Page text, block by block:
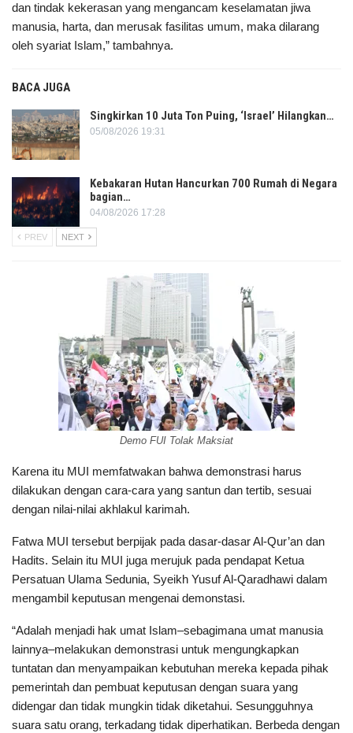
dan tindak kekerasan yang mengancam keselamatan jiwa
manusia, harta, dan merusak fasilitas umum, maka dilarang
oleh syariat Islam,” tambahnya.
BACA JUGA
Singkirkan 10 Juta Ton Puing, ‘Israel’ Hilangkan…
05/08/2026 19:31
Kebakaran Hutan Hancurkan 700 Rumah di Negara
bagian…
04/08/2026 17:28
PREV NEXT
Demo FUI Tolak Maksiat
Karena itu MUI memfatwakan bahwa demonstrasi harus
dilakukan dengan cara-cara yang santun dan tertib, sesuai
dengan nilai-nilai akhlakul karimah.
Fatwa MUI tersebut berpijak pada dasar-dasar Al-Qur’an dan
Hadits. Selain itu MUI juga merujuk pada pendapat Ketua
Persatuan Ulama Sedunia, Syeikh Yusuf Al-Qaradhawi dalam
mengambil keputusan mengenai demonstasi.
“Adalah menjadi hak umat Islam–sebagimana umat manusia
lainnya–melakukan demonstrasi untuk mengungkapkan
tuntatan dan menyampaikan kebutuhan mereka kepada pihak
pemerintah dan pembuat keputusan dengan suara yang
didengar dan tidak mungkin tidak diketahui. Sesungguhnya
suara satu orang, terkadang tidak diperhatikan. Berbeda dengan